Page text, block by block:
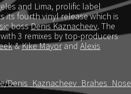
and Lima, prolific label
its fourth vinyl release which is
bossDenis Kaznacheev. The
3 remixes by top-producers
&Kike Mayorand Alexis